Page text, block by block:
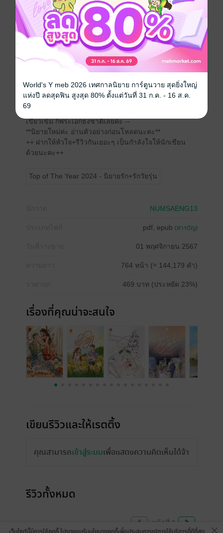
เพราะไม่ว่าอย่างไร หัวใจก็ หลงรักแค่...คุณ
"ว่าผมเป็นหมาหรือ..." หมาน้อยของตระการตายิ้มเจ้าเล่ห์
"เล่นกับหมา หมาเลียปากนะครับ"
"เลียแค่ที่ปากหรือ" สาวหน้าหวานถามยิ้มๆ
ประกายท้าทายในตาของเธอยิ่งกระตุ้นไฟในตัวของชาย
หนุ่มให้ลุกโชน...เขาอยากจะเลียทั้งตัวเลยด้วยซ้ำ
-- ไม่มีนอกกายนอกใจ พระเอกคลั่งรักเมียมาก ยิ่งกว่าธง
เขียวเข้ม ก็พระเอกธงชาติเลยค่ะ --
**นิยายใหม่ค่ะ อ่านตัวอย่างก่อนโหลดนะคะ**
++ ฝากให้หัวใจ+รีวิวกันเยอะๆ เป็นกำลังใจให้นักเขียน
ด้วยนะคะ++
Top of The Year 2024 - นิยายรัก+รักวัยรุ่น
NUMSAENG13
pdf, epub (สารบัญ)
01 พฤศจิกายน 2567
764 หน้า (≈ 144,179 คำ)
469 บาท (ประหยัด 23%)
เรื่องที่คุณน่าจะสนใจ
เขียนรีวิวและให้เรตติ้ง
คุณสามารถเข้าสู่ระบบเพื่อแสดงความคิดเห็นได้จ้า
รีวิวทั้งหมด
หน้าที่ 1
World's Y meb 2026 เทศกาลนิยาย การ์ตูนวาย สุดยิ่งใหญ่
แห่งปี ลดสุดฟิน สูงสุด 80% ตั้งแต่วันที่ 31 ก.ค. - 16 ส.ค.
69